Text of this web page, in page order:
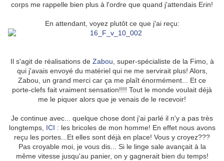
corps me rappelle bien plus à l'ordre que quand j'attendais Erin!
En attendant, voyez plutôt ce que j'ai reçu:
Il s'agit de réalisations de Zabou , super-spécialiste de la Fimo, à
qui j'avais envoyé du matériel qui ne me servirait plus! Alors,
Zabou, un grand merci car ça me plaît énormément... Et ce
porte-clefs fait vraiment sensation!!!! Tout le monde voulait déjà
me le piquer alors que je venais de le recevoir!
Je continue avec... quelque chose dont j'ai parlé il n'y a pas très
longtemps, ICI : les bricoles de mon homme! En effet nous avons
reçu les portes...Et elles sont déjà en place! Vous y croyez???
Pas croyable moi, je vous dis... Si le linge sale avançait à la
même vitesse jusqu'au panier, on y gagnerait bien du temps!